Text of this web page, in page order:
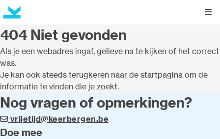
404 Niet gevonden
Als je een webadres ingaf, gelieve na te kijken of het correct
was.
Je kan ook steeds terugkeren naar de startpagina om de
informatie te vinden die je zoekt.
Nog vragen of opmerkingen?
vrijetijd@keerbergen.be
Doe mee